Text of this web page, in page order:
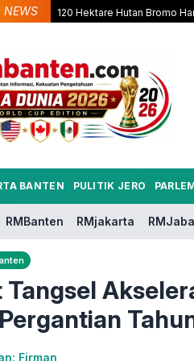
NEWS 120 Hektare Hutan Bromo
BANTEN PULITIK JERO
RMBanten RMjakarta
Tangsel
Firman